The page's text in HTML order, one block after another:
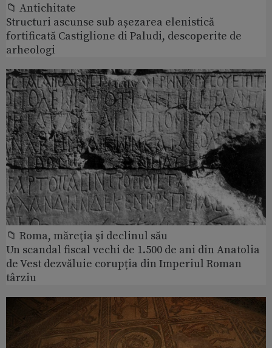
📁 Antichitate
Structuri ascunse sub așezarea elenistică
fortificată Castiglione di Paludi, descoperite de
arheologi
📁 Roma, măreţia şi declinul său
Un scandal fiscal vechi de 1.500 de ani din Anatolia
de Vest dezvăluie corupția din Imperiul Roman
târziu